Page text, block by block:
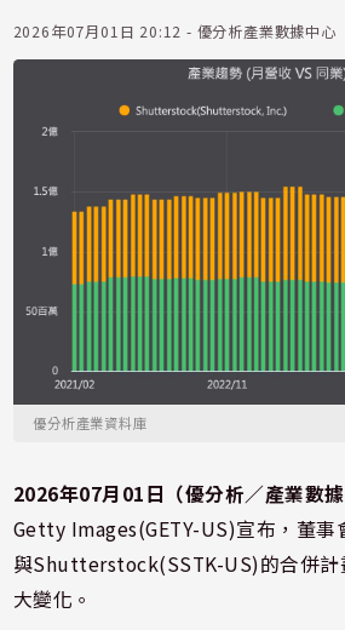
2026年07月01日 20:12 - 優分析產業數據中心
優分析產業資料庫
2026年07月01日（優分析／產業數據
Getty Images(GETY-US)宣布，董事
與Shutterstock(SSTK-US)的合併計
大變化。